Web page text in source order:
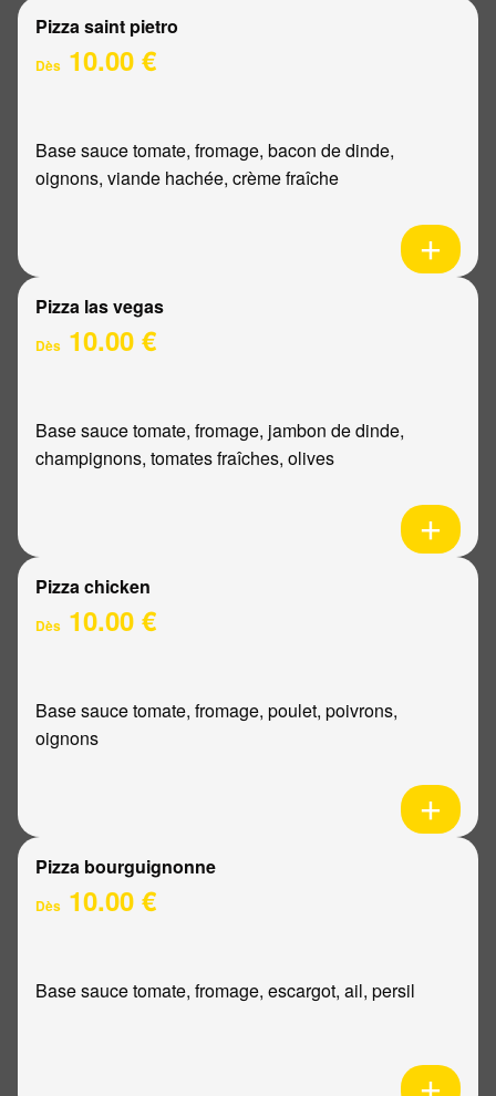
Pizza saint pietro
Dès 10.00 €
Base sauce tomate, fromage, bacon de dinde,
oignons, viande hachée, crème fraîche
Pizza las vegas
Dès 10.00 €
Base sauce tomate, fromage, jambon de dinde,
champignons, tomates fraîches, olives
Pizza chicken
Dès 10.00 €
Base sauce tomate, fromage, poulet, poivrons,
oignons
Pizza bourguignonne
Dès 10.00 €
Base sauce tomate, fromage, escargot, ail, persil